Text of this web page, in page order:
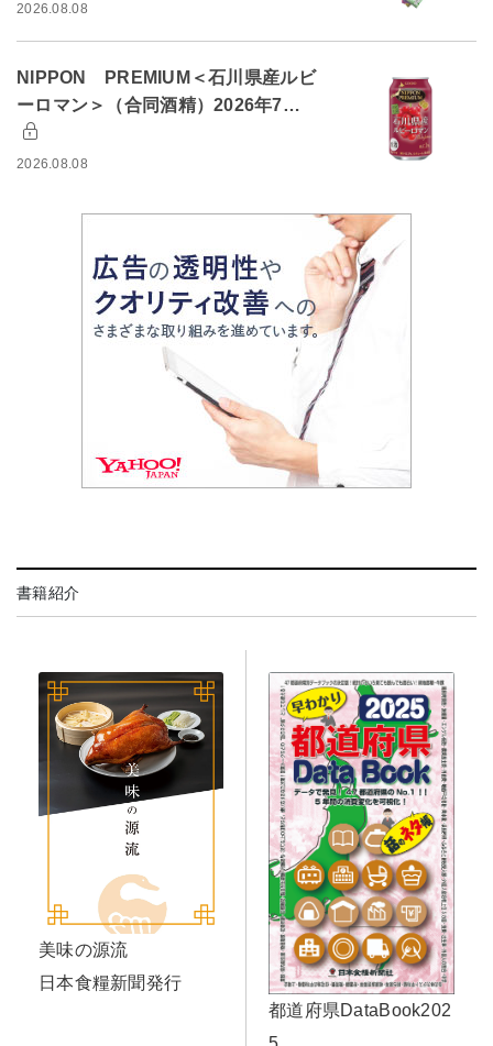
2026.08.08
NIPPON PREMIUM＜石川県産ルビ
ーロマン＞（合同酒精）2026年7…
2026.08.08
書籍紹介
美味の源流
日本食糧新聞発行
都道府県DataBook202